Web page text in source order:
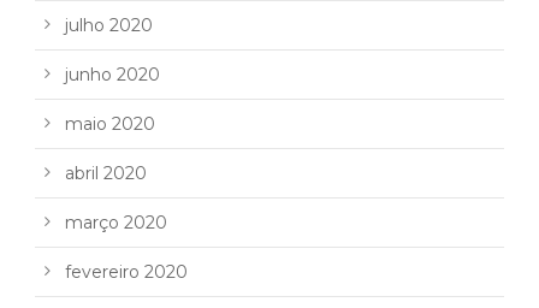
julho 2020
junho 2020
maio 2020
abril 2020
março 2020
fevereiro 2020